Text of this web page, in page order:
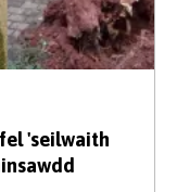
'seilwaith